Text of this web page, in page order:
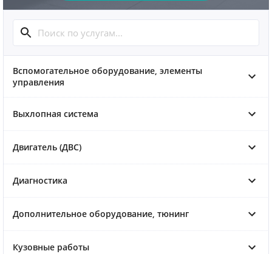
Вспомогательное оборудование, элементы
управления
Выхлопная система
Двигатель (ДВС)
Диагностика
Дополнительное оборудование, тюнинг
Кузовные работы